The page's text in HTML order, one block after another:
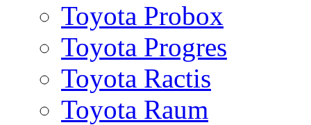
Toyota Probox
Toyota Progres
Toyota Ractis
Toyota Raum